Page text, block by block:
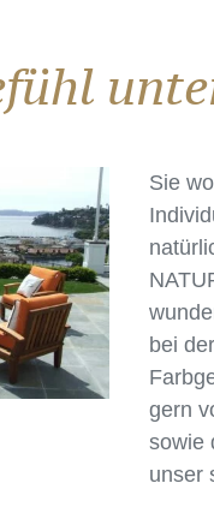
Sie
bei
gern
sowie
unser